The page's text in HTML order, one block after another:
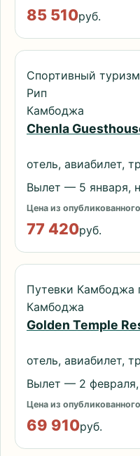
85 510руб.
Спортивный
Рип
Камбоджа
Chenla
отель, авиабилет,
Вылет — 5 января,
Цена из
77 420руб.
Путевки Камбоджа
Камбоджа
Golden Temple
отель, авиабилет,
Вылет — 2
Цена из
69 910руб.